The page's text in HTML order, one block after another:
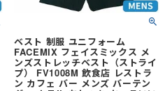
ベスト 制服 ユニフォーム
FACEMIX フェイスミックス メ
ンズストレッチベスト（ストライ
プ） FV1008M 飲食店 レストラ
ン カフェ バー メンズ バーテン